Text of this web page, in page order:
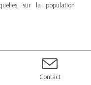
sur la population
Contact